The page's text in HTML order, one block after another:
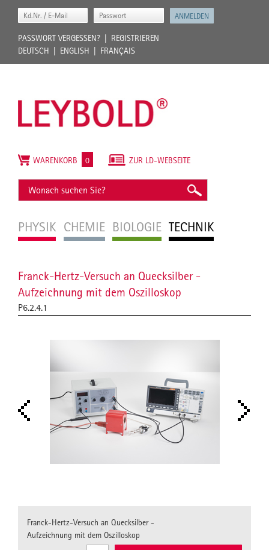
PASSWORT VERGESSEN?
REGISTRIEREN
DEUTSCH
ENGLISH FRANÇAIS
PHYSIK CHEMIE BIOLOGIE TECHNIK
ZUR LD-WEBSEITE
WARENKORB 0
Franck-Hertz-Versuch an Quecksilber -
Aufzeichnung mit dem Oszilloskop
P6.2.4.1
Franck-Hertz-Versuch an Quecksilber -
Aufzeichnung mit dem Oszilloskop